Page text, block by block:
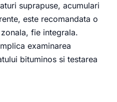
suprapuse, acumulari
este recomandata o
fie integrala.
examinarea
bituminos si testarea